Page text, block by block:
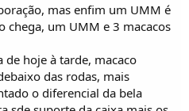
mas enfim um UMM é
chega, um UMM e 3 macacos
de hoje à tarde, macaco
das rodas, mais
o diferencial da bela